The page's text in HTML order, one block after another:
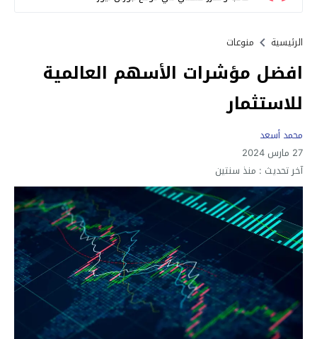
الرئيسية منوعات
افضل مؤشرات الأسهم العالمية
للاستثمار
محمد أسعد
27 مارس 2024
آخر تحديث : منذ سنتين